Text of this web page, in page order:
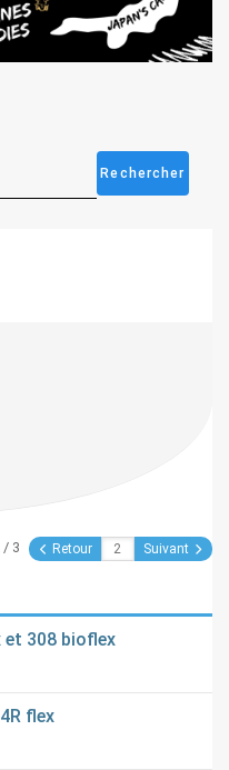
/ 3 Retour Suivant
et 308 bioflex
flex